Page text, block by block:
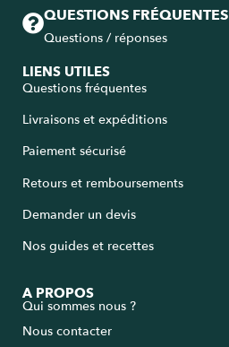
QUESTIONS FRÉQUENTES
Questions / réponses
LIENS UTILES
Questions fréquentes
Livraisons et expéditions
Paiement sécurisé
Retours et remboursements
Demander un devis
Nos guides et recettes
A PROPOS
Qui sommes nous ?
Nous contacter